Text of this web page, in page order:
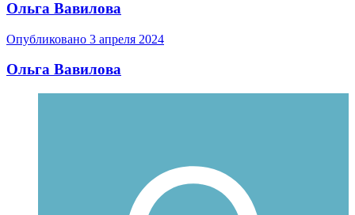
Ольга Вавилова
Опубликовано 3 апреля 2024
Ольга Вавилова